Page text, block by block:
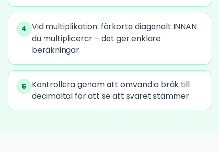
4 Vid multiplikation: förkorta diagonalt INNAN
du multiplicerar – det ger enklare
beräkningar.
5
Kontrollera genom att omvandla bråk till
decimaltal för att se att svaret stämmer.